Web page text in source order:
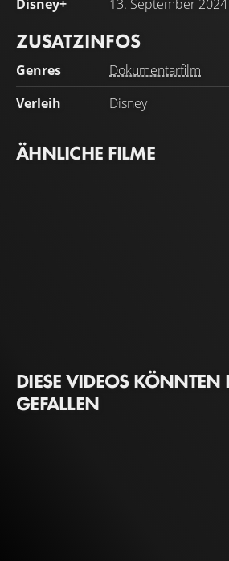
Disney+ 13. September 2024
ZUSATZINFOS
Genres
Dokumentarfilm
Verleih
Disney
ÄHNLICHE FILME
DIESE VIDEOS KÖNNTEN
GEFALLEN